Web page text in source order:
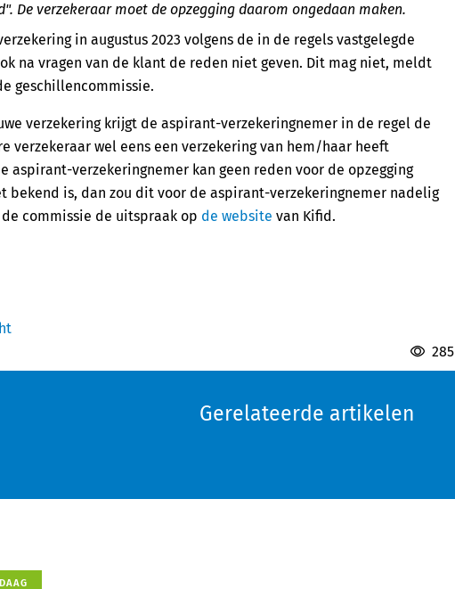
De verzekeraar moet de opzegging daarom ongedaan maken.
in augustus 2023 volgens de in de regels vastgelegde
na vragen van de klant de reden niet geven. Dit mag niet, meldt
geschillencommissie.
verzekering krijgt de aspirant-verzekeringnemer in de regel de
verzekeraar wel eens een verzekering van hem/haar heeft
aspirant-verzekeringnemer kan geen reden voor de opzegging
bekend is, dan zou dit voor de aspirant-verzekeringnemer nadelig
commissie de uitspraak op de website van Kifid.
285
Gerelateerde artikelen